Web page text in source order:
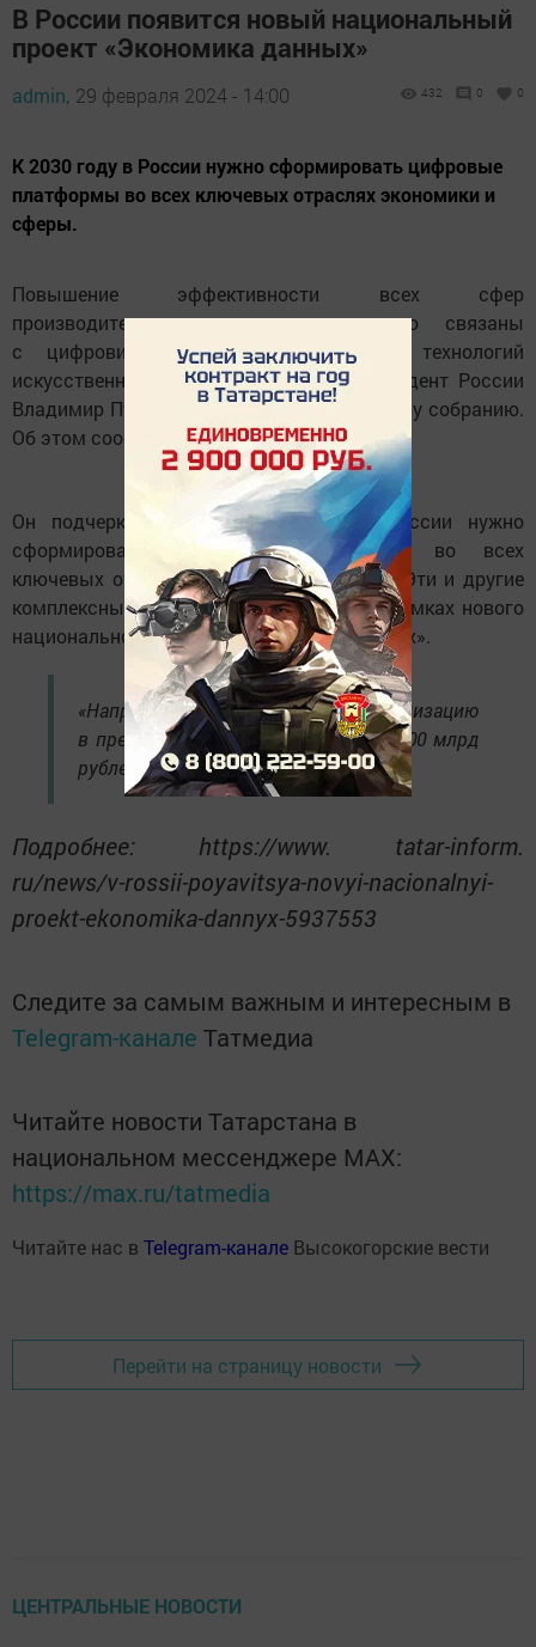
В России появится новый национальный
проект «Экономика данных»
admin, 29 февраля 2024 - 14:00 432 0 0
К 2030 году в России нужно сформировать цифровые
платформы во всех ключевых отраслях экономики и
сферы.
Повышение эффективности всех сфер
производительности труда неразрывно связаны
с цифровизацией и использованием технологий
искусственного интеллекта, заявил Президент России
Владимир Путин на послании Федеральному собранию.
Об этом сообщает ИА «Татар-информ».
Он подчеркнул, что к 2030 году в России нужно
сформировать цифровые платформы во всех
ключевых отраслях экономики и сферы. Эти и другие
комплексные задачи будут решаться в рамках нового
национального проекта «Экономика данных».
«Направим на его реализацию
в предстоящие шесть лет не менее 700 млрд
рублей», — заявил Путин.
Подробнее: https://www. tatar-inform.
ru/news/v-rossii-poyavitsya-novyi-nacionalnyi-
proekt-ekonomika-dannyx-5937553
Следите за самым важным и интересным в
Telegram-канале Татмедиа
Читайте новости Татарстана в
национальном мессенджере MАХ:
https://max.ru/tatmedia
Читайте нас в Telegram-канале Высокогорские вести
Перейти на страницу новости
ЦЕНТРАЛЬНЫЕ НОВОСТИ